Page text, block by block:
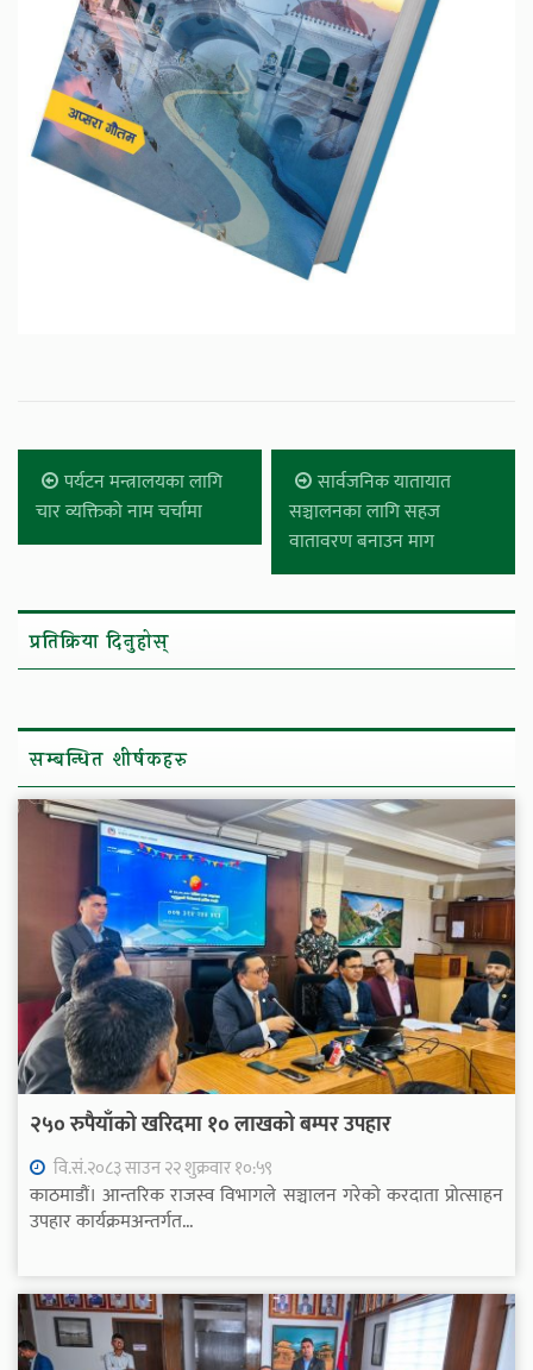
पर्यटन मन्त्रालयका लागि
चार व्यक्तिको नाम चर्चामा
सार्वजनिक यातायात
सञ्चालनका लागि सहज
वातावरण बनाउन माग
प्रतिक्रिया दिनुहोस्
सम्बन्धित शीर्षकहरु
२५० रुपैयाँको खरिदमा १० लाखको बम्पर उपहार
वि.सं.२०८३ साउन २२ शुक्रवार १०:५९
काठमाडौं। आन्तरिक राजस्व विभागले सञ्चालन गरेको करदाता प्रोत्साहन
उपहार कार्यक्रमअन्तर्गत...